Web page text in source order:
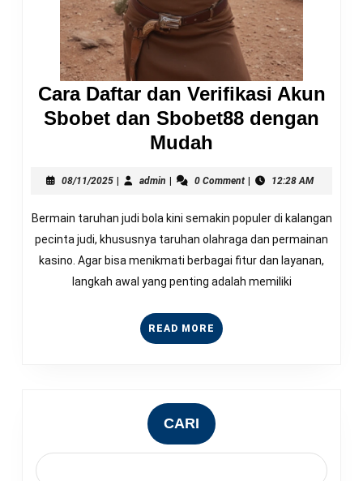
Cara Daftar dan Verifikasi Akun
Sbobet dan Sbobet88 dengan
Mudah
dan
Verifikasi
Akun
Sbobet
dan
dengan
Mudah
08/11/202508/11/2025
admin admin 0 Comment 12:28 AM
Bermain taruhan judi bola kini semakin populer di kalangan
pecinta judi, khususnya taruhan olahraga dan permainan
kasino. Agar bisa menikmati berbagai fitur dan layanan,
langkah awal yang penting adalah memiliki
READ MORE READ
MORE
CARI